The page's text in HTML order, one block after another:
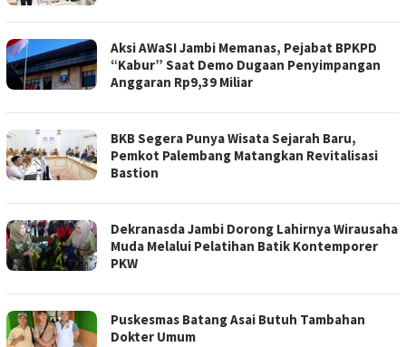
Aksi AWaSI Jambi Memanas, Pejabat BPKPD
“Kabur” Saat Demo Dugaan Penyimpangan
Anggaran Rp9,39 Miliar
BKB Segera Punya Wisata Sejarah Baru,
Pemkot Palembang Matangkan Revitalisasi
Bastion
Dekranasda Jambi Dorong Lahirnya Wirausaha
Muda Melalui Pelatihan Batik Kontemporer
PKW
Puskesmas Batang Asai Butuh Tambahan
Dokter Umum